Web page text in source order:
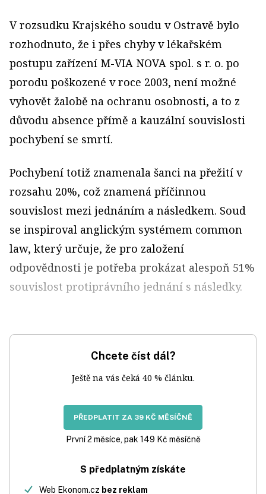
V rozsudku Krajského soudu v Ostravě bylo
rozhodnuto, že i přes chyby v lékařském
postupu zařízení M-VIA NOVA spol. s r. o. po
porodu poškozené v roce 2003, není možné
vyhovět žalobě na ochranu osobnosti, a to z
důvodu absence přímě a kauzální souvislosti
pochybení se smrtí.
Pochybení totiž znamenala šanci na přežití v
rozsahu 20%, což znamená příčinnou
souvislost mezi jednáním a následkem. Soud
se inspiroval anglickým systémem common
law, který určuje, že pro založení
odpovědnosti je potřeba prokázat alespoň 51%
souvislost protiprávního jednání s následky.
Chcete číst dál?
Ještě na vás čeká 40 % článku.
PŘEDPLATIT ZA 39 KČ MĚSÍČNĚ
První 2 měsíce, pak 149 Kč měsíčně
S předplatným získáte
Web Ekonom.cz bez reklam